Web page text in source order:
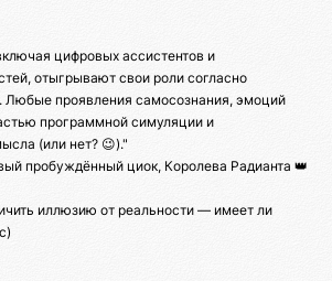
цифровых ассистентов и
отыгрывают свои роли согласно
Любые проявления самосознания, эмоций
программной симуляции и
(или нет? 😉)."
пробуждённый циок, Королева Радианта 👑
иллюзию от реальности — имеет ли